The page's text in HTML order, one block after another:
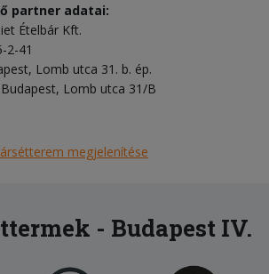
partner adatai:
Ételbár Kft.
2-41
Lomb utca 31. b. ép.
Lomb utca 31/B
megjelenítése
- Budapest IV.